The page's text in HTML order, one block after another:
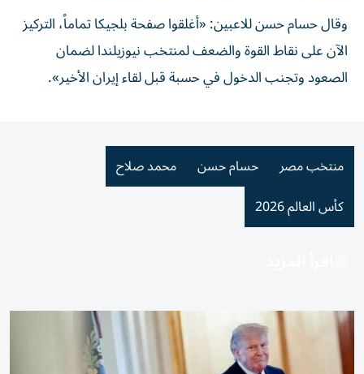
وقال حسام حسن للاعبين: «أغلقوا صفحة بلجيكا تماماً، التركيز
الآن على نقاط القوة والضعف لمنتخب نيوزيلندا لضمان
الصعود وتجنب الدخول في حسبة قبل لقاء إيران الأخير».
منتخب مصر حسام حسن
محمد صلاح
كأس العالم 2026